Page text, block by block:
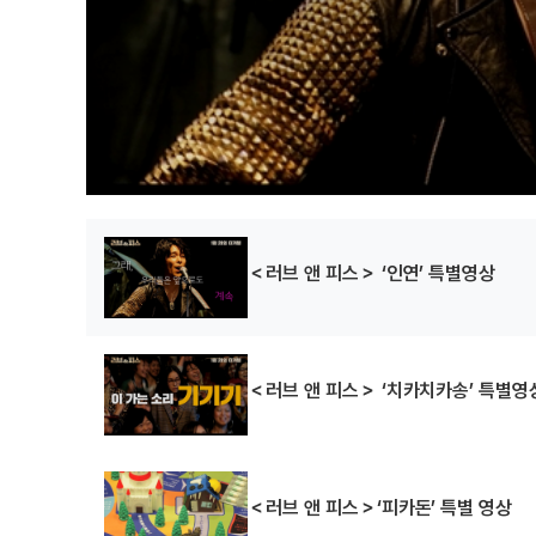
＜러브 앤 피스＞ ‘인연’ 특별영상
＜러브 앤 피스＞ ‘치카치카송’ 특별영
＜러브 앤 피스＞‘피카돈’ 특별 영상